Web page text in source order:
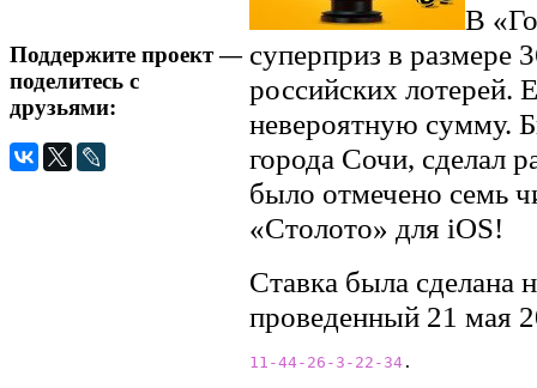
Поддержите проект —
поделитесь с
друзьями:
В
суперприз в размере
российских лотерей.
невероятную сумму.
города Сочи, сделал
было отмечено семь
«Столото» для iOS!
Ставка была сделана
проведенный 21 мая
11 -44-26 -3 -22 -34 .